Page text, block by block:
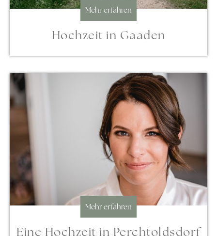
Mehr erfahren
Hochzeit in Gaaden
Mehr erfahren
Eine Hochzeit in Perchtoldsdorf